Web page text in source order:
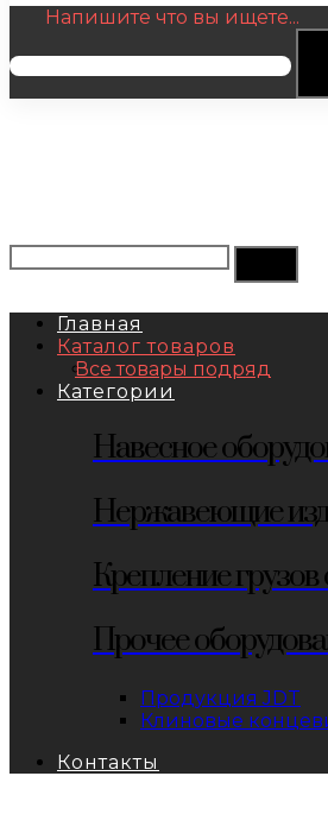
Напишите что вы ищете...
Главная
Каталог товаров
Все товары подряд
Категории
Навесное
Нержавеющие
Крепление грузов
Прочее
Продукция JDT
Клиновые
Контакты